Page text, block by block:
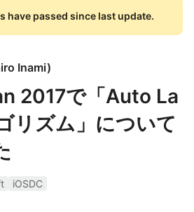
have passed since last update.
Inami)
2017で「Auto La
リズム」について
iOSDC